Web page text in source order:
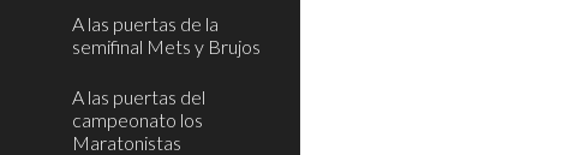
A las puertas de la
semifinal Mets y Brujos
A las puertas del
campeonato los
Maratonistas